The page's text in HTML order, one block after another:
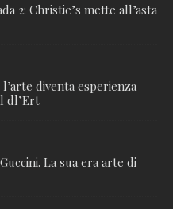
2: Christie’s mette all’asta
diventa esperienza
dl’Ert
La sua era arte di